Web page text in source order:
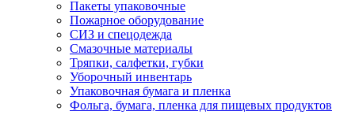
Пакеты упаковочные
Пожарное оборудование
СИЗ и спецодежда
Смазочные материалы
Тряпки, салфетки, губки
Уборочный инвентарь
Упаковочная бумага и пленка
Фольга, бумага, пленка для пищевых продуктов